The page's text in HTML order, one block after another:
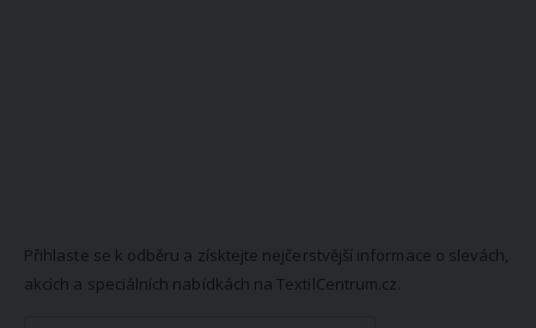
Přihlaste se k odběru a získtejte nejčerstvější informace o slevách,
akcích a speciálních nabídkách na TextilCentrum.cz.